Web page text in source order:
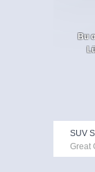
Bu
SUV
Great